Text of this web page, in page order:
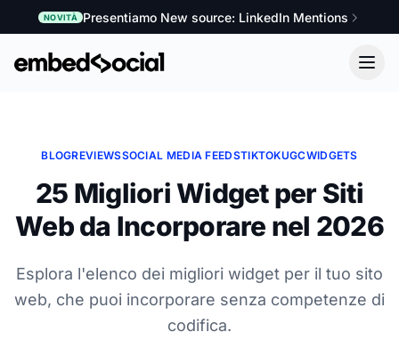
NOVITÀ Presentiamo New source: LinkedIn Mentions
BLOGREVIEWSSOCIAL MEDIA FEEDSTIKTOKUGCWIDGETS
25 Migliori Widget per Siti
Web da Incorporare nel 2026
Esplora l'elenco dei migliori widget per il tuo sito
web, che puoi incorporare senza competenze di
codifica.